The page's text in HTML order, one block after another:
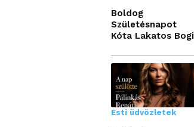
Boldog
Születésnapot
Kóta Lakatos Bogi
Esti üdvözletek